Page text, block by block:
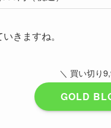
きますね。
＼ 買い切り
GOLD